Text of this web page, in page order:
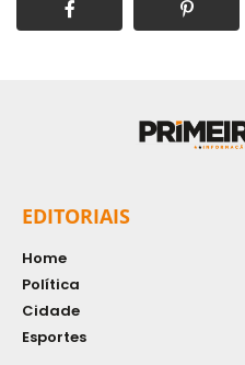
EDITORIAIS
Home
Política
Cidade
Esportes